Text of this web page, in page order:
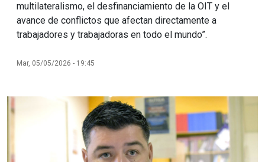
multilateralismo, el desfinanciamiento de la OIT y el
avance de conflictos que afectan directamente a
trabajadores y trabajadoras en todo el mundo”.
Mar, 05/05/2026 - 19:45